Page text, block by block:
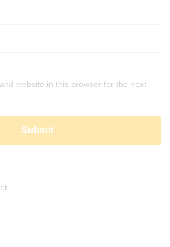
website in this browser for the next